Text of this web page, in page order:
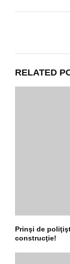
RELATED
Prinşi de
construcţie!